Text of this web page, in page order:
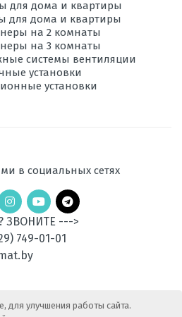
для дома и квартиры
для дома и квартиры
на 2 комнаты
на 3 комнаты
системы вентиляции
установки
установки
в социальных сетях
ЗВОНИТЕ --->
749-01-01
для улучшения работы сайта.